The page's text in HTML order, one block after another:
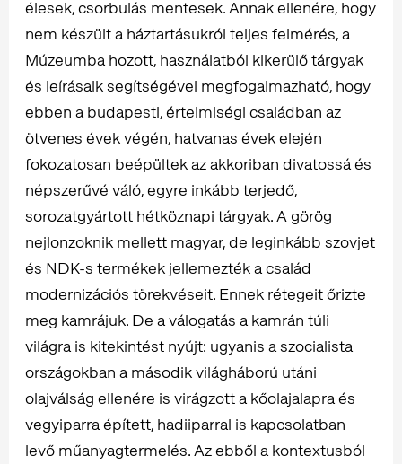
élesek, csorbulás mentesek. Annak ellenére, hogy
nem készült a háztartásukról teljes felmérés, a
Múzeumba hozott, használatból kikerülő tárgyak
és leírásaik segítségével megfogalmazható, hogy
ebben a budapesti, értelmiségi családban az
ötvenes évek végén, hatvanas évek elején
fokozatosan beépültek az akkoriban divatossá és
népszerűvé váló, egyre inkább terjedő,
sorozatgyártott hétköznapi tárgyak. A görög
nejlonzoknik mellett magyar, de leginkább szovjet
és NDK-s termékek jellemezték a család
modernizációs törekvéseit. Ennek rétegeit őrizte
meg kamrájuk. De a válogatás a kamrán túli
világra is kitekintést nyújt: ugyanis a szocialista
országokban a második világháború utáni
olajválság ellenére is virágzott a kőolajalapra és
vegyiparra épített, hadiiparral is kapcsolatban
levő műanyagtermelés. Az ebből a kontextusból